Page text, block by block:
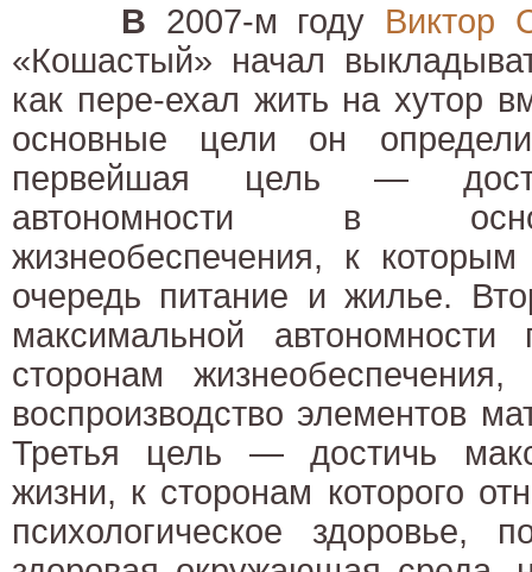
В 2007-м году Виктор
«Кошастый» начал
как пере-ехал жить на хутор
основные цели он
первейшая цель —
автономности в
жизнеобеспечения, к
очередь питание и жилье.
максимальной
сторонам
воспроизводство элементов
Третья цель — достичь
жизни, к сторонам которого
психологическое здоровье,